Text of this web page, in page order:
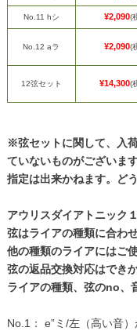
No.11 hシ ¥2,090(
No.12 aラ ¥2,090(
12弦セット ¥14,300(
※弦セットに関して、入
ていないものがございます
指定は出来かねます。ど
アウリスダイアトニック
弦はライアの種類に合わ
他の種類のライアにはご
弦の返品交換対応はできか
ライアの種類、弦のno、
No.1： e”ミ/左（高い音